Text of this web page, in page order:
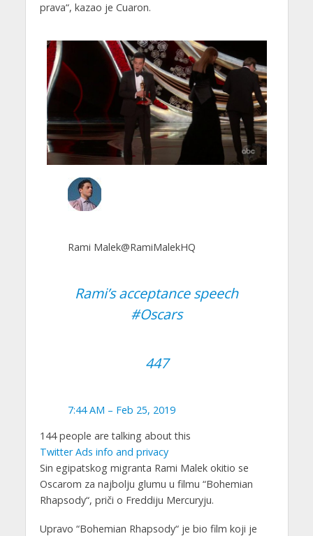
prava“, kazao je Cuaron.
Rami Malek@RamiMalekHQ
Rami’s acceptance speech
#Oscars
447
7:44 AM – Feb 25, 2019
144 people are talking about this
Twitter Ads info and privacy
Sin egipatskog migranta Rami Malek okitio se
Oscarom za najbolju glumu u filmu “Bohemian
Rhapsody“, priči o Freddiju Mercuryju.
Upravo “Bohemian Rhapsody“ je bio film koji je